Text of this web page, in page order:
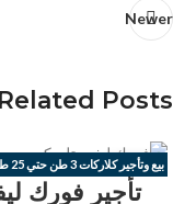
Newer
Related Posts
21
يوليو
بيع وتأجير كلاركات 3 طن حتي 25 طن